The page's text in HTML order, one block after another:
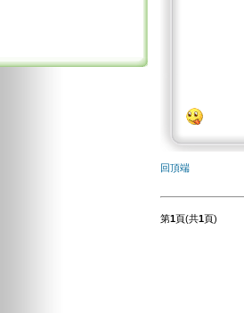
回頂端
第1頁(共1頁)